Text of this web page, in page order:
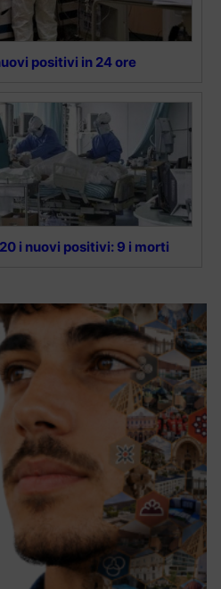
positivi in 24 ore
i nuovi positivi: 9 i morti